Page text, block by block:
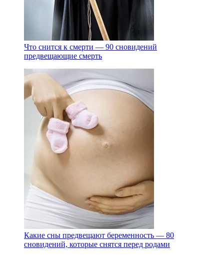
Что снится к смерти — 90 сновидений
предвещающие смерть
Какие сны предвещают беременность — 80
сновидений, которые снятся перед родами